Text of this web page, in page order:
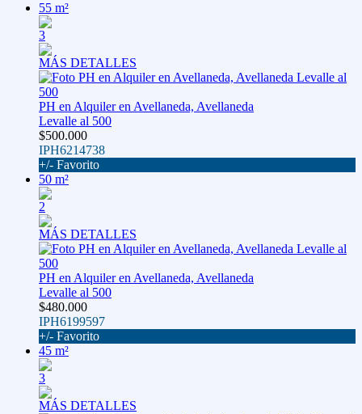
55 m²
3
MÁS DETALLES
PH en Alquiler en Avellaneda, Avellaneda
Levalle al 500
$500.000
IPH6214738
+/- Favorito
50 m²
2
MÁS DETALLES
PH en Alquiler en Avellaneda, Avellaneda
Levalle al 500
$480.000
IPH6199597
+/- Favorito
45 m²
3
MÁS DETALLES